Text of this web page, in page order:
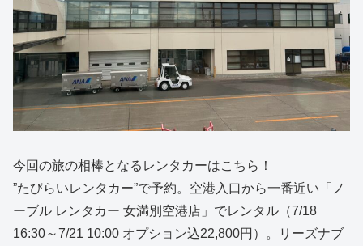
今回の旅の相棒となるレンタカーはこちら！
”たびらいレンタカー”で予約。空港入口から一番近い「ノ
ーブル レンタカー 女満別空港店」でレンタル（7/18
16:30～7/21 10:00 オプション込22,800円）。リーズナブ